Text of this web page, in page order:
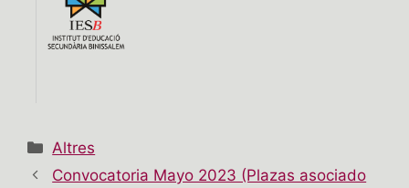
Categories
Altres
Convocatoria Mayo 2023 (Plazas asociado